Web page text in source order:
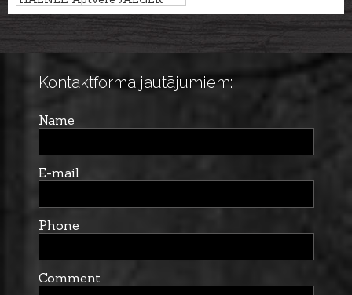
10PRO kal. .308Win., 10 patr.
Kontaktforma jautājumiem:
Name
E-mail
Phone
Comment